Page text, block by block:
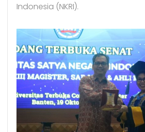
Indonesia (NKRI).